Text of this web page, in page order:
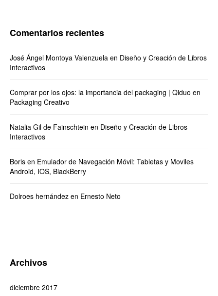
Comentarios recientes
José Ángel Montoya Valenzuela en Diseño y Creación de Libros
Interactivos
Comprar por los ojos: la importancia del packaging | Qiduo en
Packaging Creativo
Natalia Gil de Fainschtein en Diseño y Creación de Libros
Interactivos
Boris en Emulador de Navegación Móvil: Tabletas y Moviles
Android, IOS, BlackBerry
Dolroes hernández en Ernesto Neto
Archivos
diciembre 2017